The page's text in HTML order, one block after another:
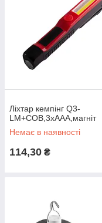
Ліхтар кемпінг Q3-
LM+COB,3хААА,магніт
Немає в наявності
114,30 ₴